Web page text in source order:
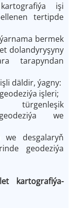
işi
tertipde
bermek
dolandyryşyny
tarapyndan
däldir, ýagny:
işleri;
we
we desgalaryň
geodeziýa
kartografiýa-